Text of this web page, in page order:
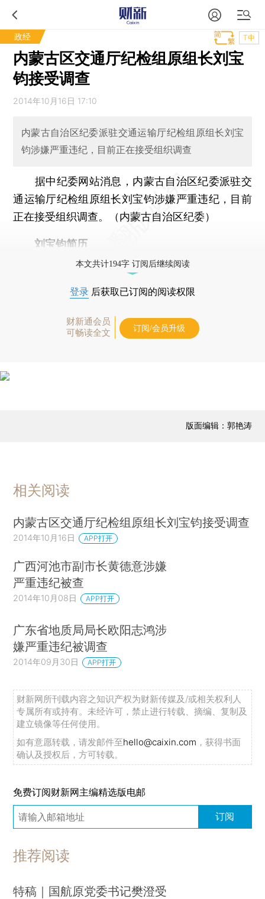
政经 T中
内蒙古区交通厅纪检组原组长刘宝
钧接受调查
2014年10月16日 17:10
内蒙古自治区纪委派驻交通运输厅纪检组原组长刘宝
钧涉嫌严重违纪，目前正在接受组织调查
据中纪委网站消息，内蒙古自治区纪委派驻交
通运输厅纪检组原组长刘宝钧涉嫌严重违纪，目前
正在接受组织调查。（内蒙古自治区纪委）
刘宝钧简历
本文共计194字 订阅后继续阅读
登录 后获取已订阅的阅读权限
财新通会员
可畅读全文
订阅/会员升级
版面编辑：郭艳涛
相关阅读
内蒙古区交通厅纪检组原组长刘宝钧接受调查
2014年10月16日 APP打开
广西河池市副市长黄德意涉嫌
严重违纪被查
2014年10月08日 APP打开
广东省地质局局长欧阳志鸿涉
嫌严重违纪被调查
2014年09月30日 APP打开
财新网所刊载内容之知识产权为财新传媒及/或相关权利人
专属所有或持有。未经许可，禁止进行转载、摘编、复制及
建立镜像等任何使用。
如有意愿转载，请发邮件至hello@caixin.com ，获得书面
确认及授权后，方可转载。
免费订阅财新网主编精选版电邮
订阅
推荐阅读
特稿｜国航原党委书记樊澄受